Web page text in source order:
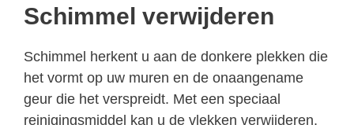
Schimmel verwijderen
Schimmel herkent u aan de donkere plekken die
het vormt op uw muren en de onaangename
geur die het verspreidt. Met een speciaal
reinigingsmiddel kan u de vlekken verwijderen,